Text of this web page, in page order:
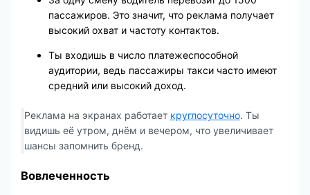
пассажиров. Это значит, что реклама получает
высокий охват и частоту контактов.
Ты входишь в число платежеспособной
аудитории, ведь пассажиры такси часто имеют
средний или высокий доход.
Реклама на экранах работает круглосуточно. Ты
видишь её утром, днём и вечером, что увеличивает
шансы запомнить бренд.
Вовлеченность